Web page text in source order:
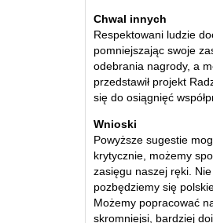
Chwal innych
Respektowani ludzie
pomniejszając swoje
odebrania nagrody, a
przedstawił projekt
się do osiągnięć
Wnioski
Powyższe sugestie
krytycznie, możemy
zasięgu naszej ręki.
pozbędziemy się
Możemy popracować
skromniejsi, bardziej